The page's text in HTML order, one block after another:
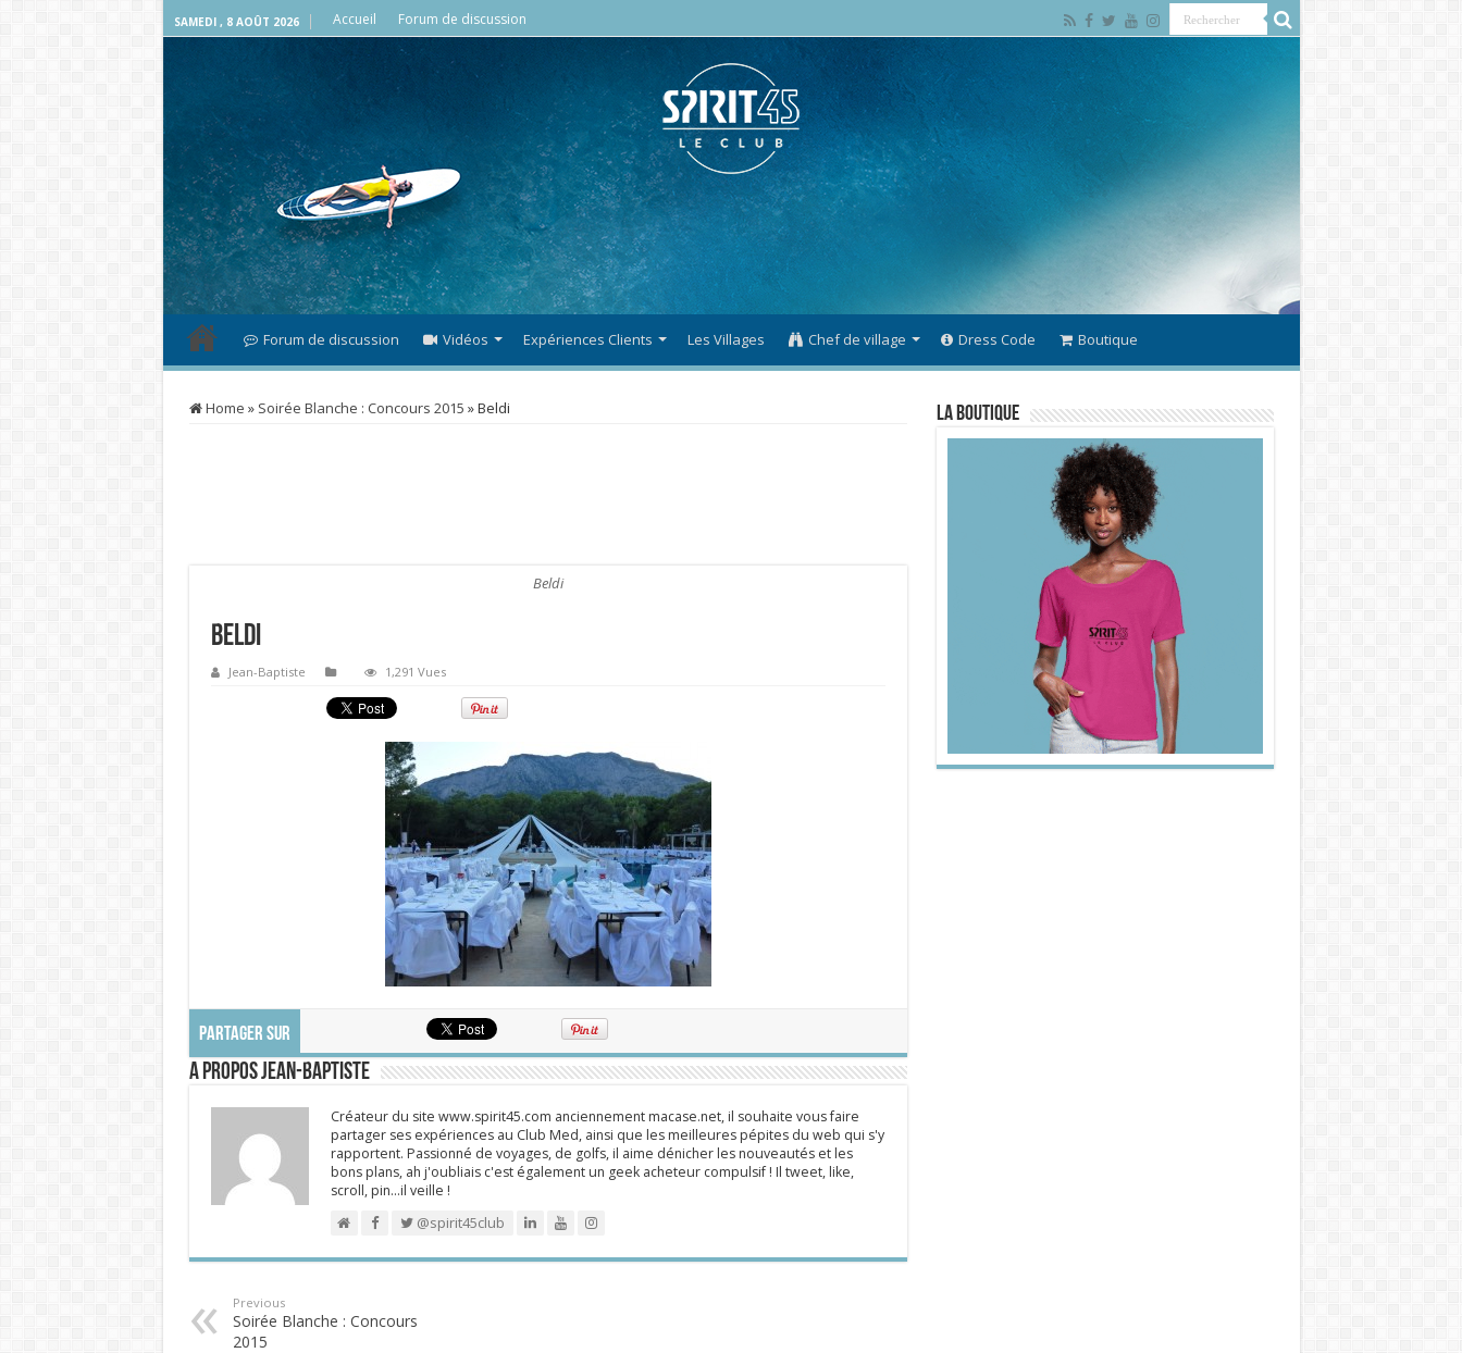
SAMEDI , 8 AOÛT 2026 Accueil Forum de discussion
Forum de discussion Vidéos Expériences Clients Les Villages Chef de village Dress Code Boutique
Home » Soirée Blanche : Concours 2015 »Beldi
Beldi
Beldi
Jean-Baptiste 1,291 Vues
PARTAGER SUR
A propos Jean-Baptiste
Créateur du site www.spirit45.com anciennement macase.net, il souhaite vous faire
partager ses expériences au Club Med, ainsi que les meilleures pépites du web qui s'y
rapportent. Passionné de voyages, de golfs, il aime dénicher les nouveautés et les
bons plans, ah j'oubliais c'est également un geek acheteur compulsif ! Il tweet, like,
scroll, pin…il veille !
@spirit45club
Previous
Soirée Blanche : Concours
2015
La Boutique